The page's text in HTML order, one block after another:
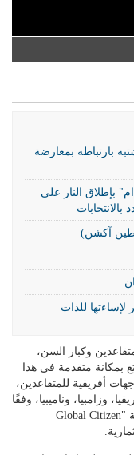
بارتباطه بمعارضة
بإطلاق النار على
للذات
وكبار السن،
بمكانة متقدمة في هذا
أفريقية للمتقاعدين،
وزامبيا، وناميبيا، وفقًا
لتقرير "التقاعد العالمي 2025" الصادر عن شركة "Global Citizen